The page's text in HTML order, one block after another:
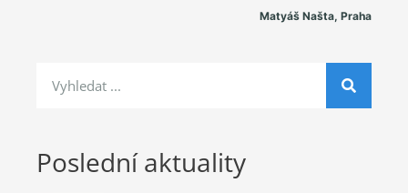
Matyáš Našta, Praha
Poslední aktuality